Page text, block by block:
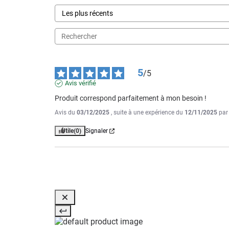
5/5
Avis vérifié
Produit correspond parfaitement à mon besoin !
Avis du 03/12/2025 , suite à une expérience du 12/11/2025 par
Utile(0) Signaler